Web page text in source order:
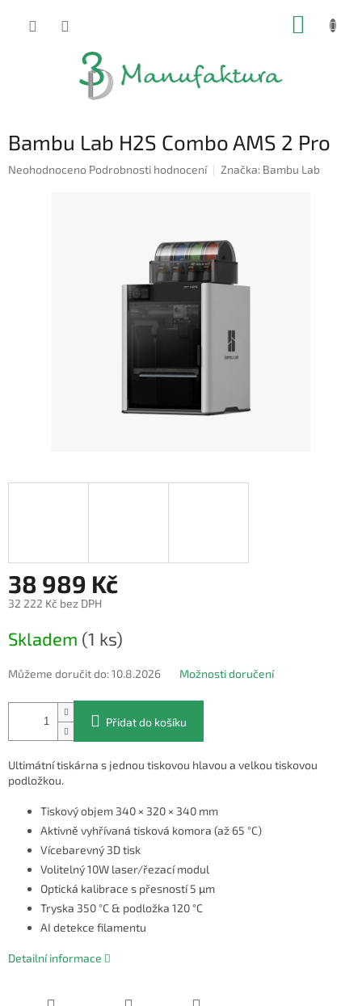
Bambu Lab H2S Combo AMS 2 Pro
Průměrné
Neohodnoceno Podrobnosti hodnocení Značka: Bambu Lab
38 989 Kč
32 222 Kč bez DPH
cena:
Skladem (1 ks)
Můžeme doručit do:10.8.2026 Možnosti doručení
Přidat do košíku
Ultimátní tiskárna s jednou tiskovou hlavou a velkou tiskovou
podložkou.
Tiskový objem 340 × 320 × 340 mm
Aktivně vyhřívaná tisková komora (až 65 °C)
Vícebarevný 3D tisk
Volitelný 10W laser/řezací modul
Optická kalibrace s přesností 5 μm
Tryska 350 °C & podložka 120 °C
AI detekce filamentu
Detailní informace